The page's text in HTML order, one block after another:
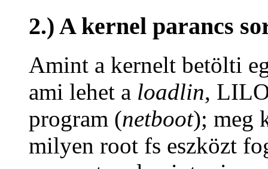
2.) A kernel parancs
Amint a kernelt betölti
ami lehet a loadlin,
program (netboot); meg
milyen root fs eszközt